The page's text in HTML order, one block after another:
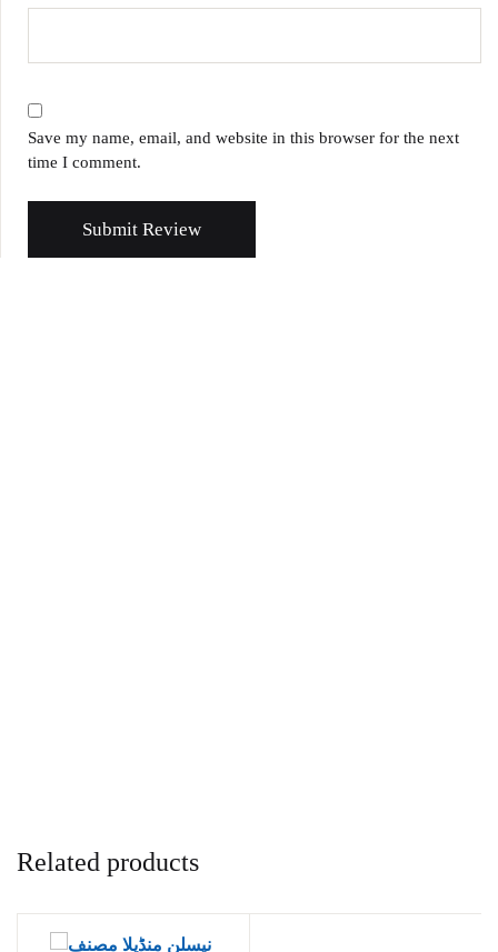
Save my name, email, and website in this browser for the next
time I comment.
Submit Review
Related products